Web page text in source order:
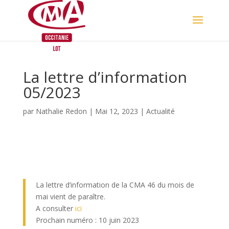
La lettre d’information
05/2023
par Nathalie Redon | Mai 12, 2023 | Actualité
La lettre d’information de la CMA 46 du mois de
mai vient de paraître.
A consulter ici
Prochain numéro : 10 juin 2023